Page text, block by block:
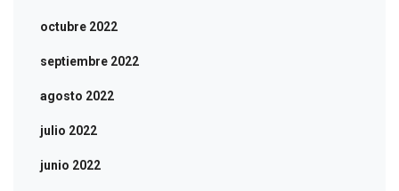
octubre 2022
septiembre 2022
agosto 2022
julio 2022
junio 2022